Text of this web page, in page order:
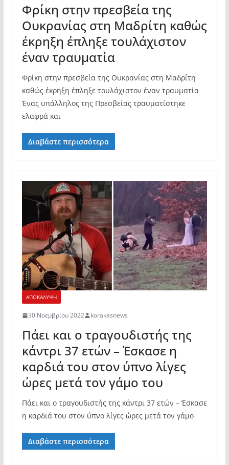
Φρίκη στην πρεσβεία της
Ουκρανίας στη Μαδρίτη καθώς
έκρηξη έπληξε τουλάχιστον
έναν τραυματία
Φρίκη στην πρεσβεία της Ουκρανίας στη Μαδρίτη
καθώς έκρηξη έπληξε τουλάχιστον έναν τραυματία
Ένας υπάλληλος της Πρεσβείας τραυματίστηκε
ελαφρά και
Διαβάστε περισσότερα
ΑΠΟΚΑΛΥΨΗ
30 Νοεμβρίου 2022 korakasnews
Πάει και ο τραγουδιστής της
κάντρι 37 ετών – Έσκασε η
καρδιά του στον ύπνο λίγες
ώρες μετά τον γάμο του
Πάει και ο τραγουδιστής της κάντρι 37 ετών – Έσκασε
η καρδιά του στον ύπνο λίγες ώρες μετά τον γάμο
Διαβάστε περισσότερα